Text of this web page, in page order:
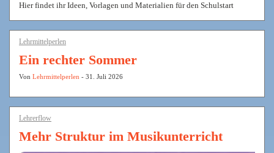
Hier findet ihr Ideen, Vorlagen und Materialien für den Schulstart
Lehrmittelperlen
Ein rechter Sommer
Von Lehrmittelperlen - 31. Juli 2026
Lehrerflow
Mehr Struktur im Musikunterricht